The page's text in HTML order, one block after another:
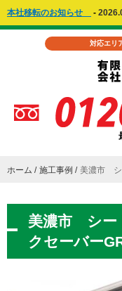
本社移転のお知らせ -
対応エリ
ホーム 施工事例 美濃市 シ
美濃市 シー
クセーバー